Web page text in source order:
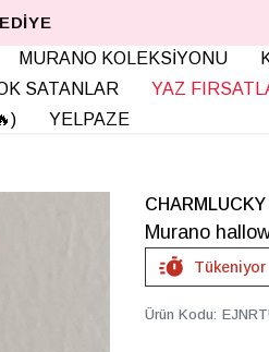
MURANO KOLEKSİYONU
SATANLAR
YAZ
YELPAZE
CHARMLUCKY
Murano
Tükeniyor
Ürün Kodu: